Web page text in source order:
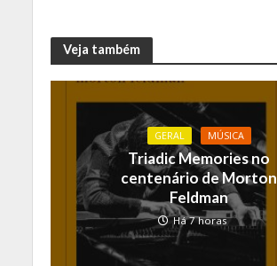
Veja também
GERAL MÚSICA
Triadic Memories no
centenário de Morton
Feldman
Há 7 horas